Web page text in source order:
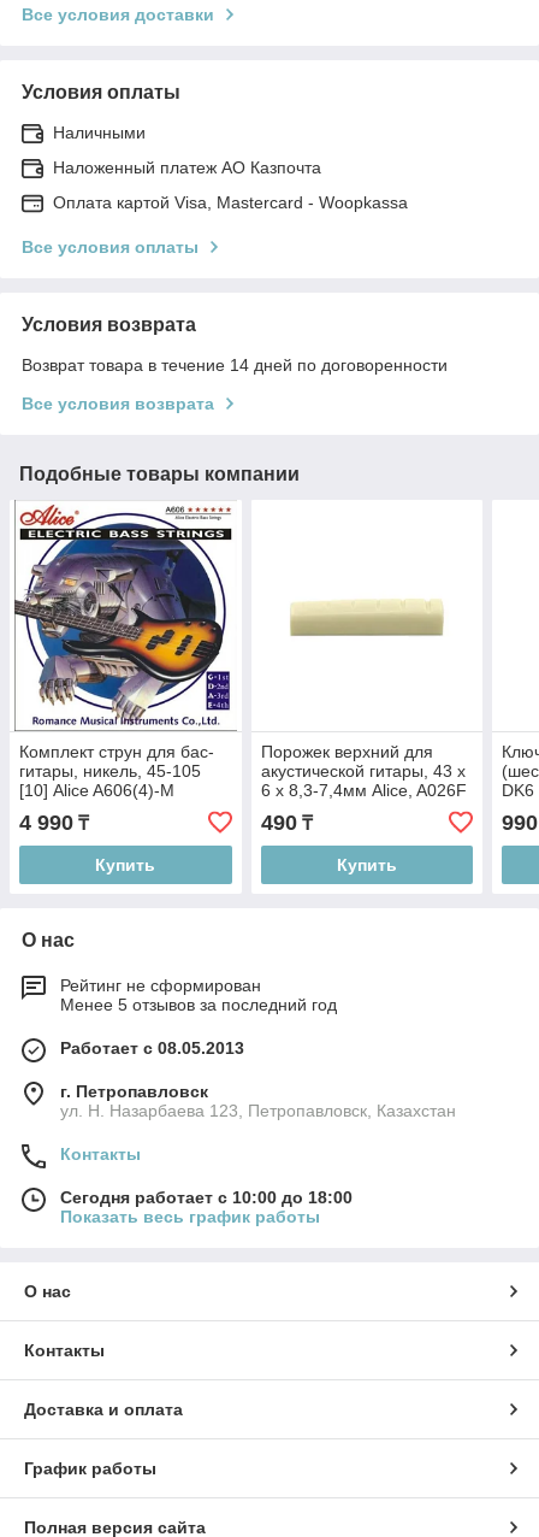
Все условия доставки
Условия оплаты
Наличными
Наложенный платеж АО Казпочта
Оплата картой Visa, Mastercard - Woopkassa
Все условия оплаты
Условия возврата
Возврат товара в течение 14 дней по договоренности
Все условия возврата
Подобные товары компании
Комплект струн для бас-
гитары, никель, 45-105
[10] Alice A606(4)-M
4 990 ₸
Купить
Порожек верхний для
акустической гитары, 43 х
6 х 8,3-7,4мм Alice, A026F
490₸
Купить
DK6
990
О нас
Рейтинг не сформирован
Менее 5 отзывов за последний год
Работает с 08.05.2013
г. Петропавловск
ул. Н. Назарбаева 123, Петропавловск, Казахстан
Контакты
Сегодня работает с 10:00 до 18:00
Показать весь график работы
О нас
Контакты
Доставка и оплата
График работы
Полная версия сайта